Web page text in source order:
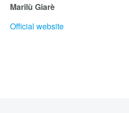
Marilù Giarè
Official website